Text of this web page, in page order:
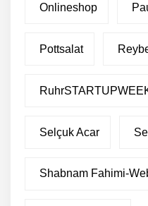
Onlineshop
Pottsalat
Selçuk Acar
Shabnam Fahimi-